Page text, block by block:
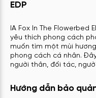
EDP
IA Fox In The Flowerbed
yêu thích phong cách
muốn tìm một mùi
phong cách cá nhân.
người thân, đối tác,
Hướng dẫn bảo